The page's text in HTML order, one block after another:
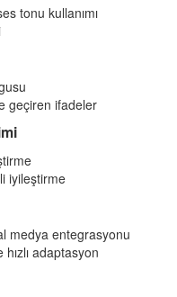
tonu kullanımı
geçiren ifadeler
iyileştirme
medya entegrasyonu
adaptasyon